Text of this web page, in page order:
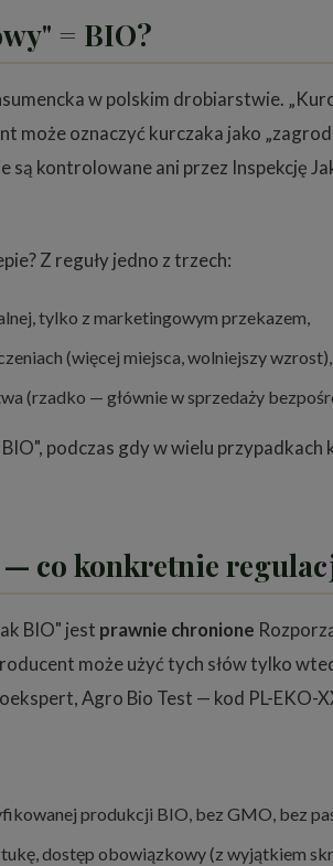
= BIO?
w polskim drobiarstwie.
może oznaczyć kurczaka jako
kontrolowane ani przez Inspekcję
Z reguły jedno z trzech:
tylko z marketingowym przekazem,
(więcej miejsca, wolniejszy
(rzadko — głównie w sprzedaży
BIO", podczas gdy w wielu
co konkretnie
BIO" jest prawnie chronione
może użyć tych słów tylko
Agro Bio Test — kod PL-EKO-
produkcji BIO, bez GMO, bez
dostęp obowiązkowy (z wyjątkiem